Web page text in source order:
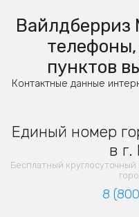
Вайлдберриз
пунктов
Контактные данные
Единый номер
в
Бесплатный
8